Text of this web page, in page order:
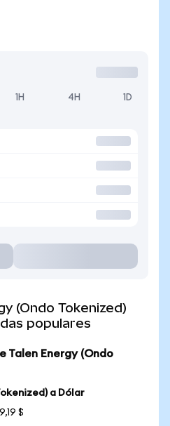
1H 4H 1D
(Ondo Tokenized)
populares
Talen Energy (Ondo
a Dólar
$